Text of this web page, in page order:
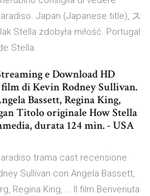
Japan (Japanese title), ス
Stella zdobyła miłość. Portugal
Stella.
e Download HD
di Kevin Rodney Sullivan.
Bassett, Regina King,
Titolo originale How Stella
durata 124 min. - USA
trama cast recensione
Sullivan con Angela Bassett,
Regina King, … Il film Benvenuta